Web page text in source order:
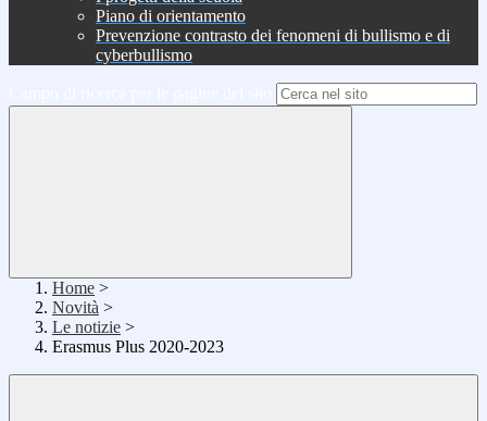
Piano di orientamento
Prevenzione contrasto dei fenomeni di bullismo e di
cyberbullismo
Home >
Novità >
Le notizie >
Erasmus Plus 2020-2023